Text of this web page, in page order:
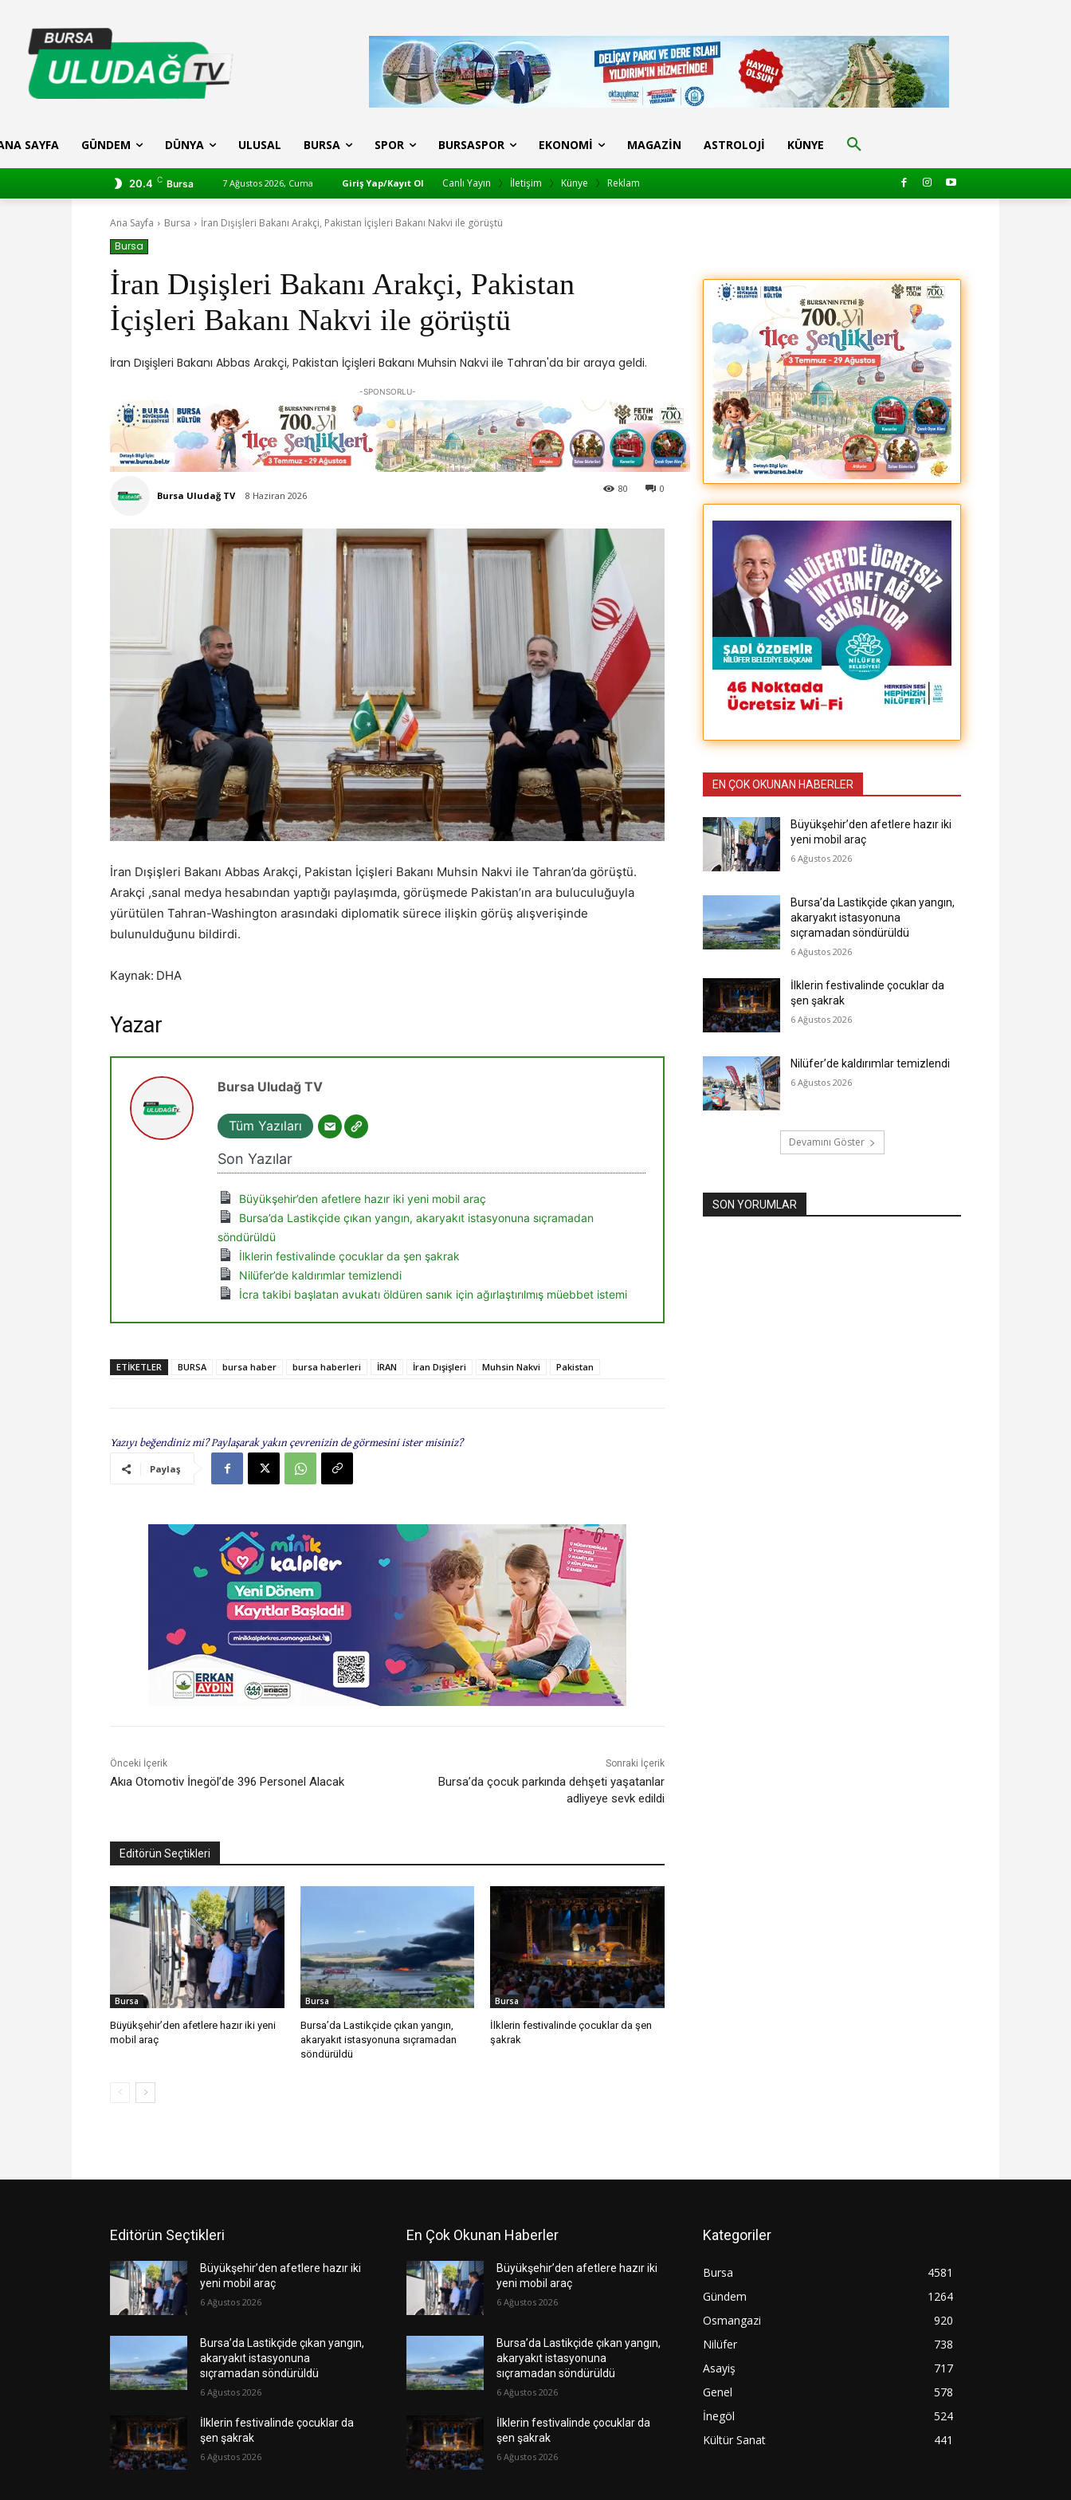
SAYFA GÜNDEM DÜNYA ULUSAL BURSA SPOR BURSASPOR EKONOMI MAGAZIN ASTROLOJI KÜNYE
20.4 C Bursa 7 Ağustos 2026, Cuma Giriş Yap/Kayıt Ol Canlı Yayın İletişim Künye Reklam
Ana Sayfa Bursa
İran Dışişleri Bakanı Arakçi, Pakistan İçişleri Bakanı Nakvi ile görüştü
Bursa
İran Dışişleri Bakanı Arakçi, Pakistan
İçişleri Bakanı Nakvi ile görüştü
İran Dışişleri Bakanı Abbas Arakçi, Pakistan İçişleri Bakanı Muhsin Nakvi ile Tahran'da bir araya geldi.
-SPONSORLU-
Bursa Uludağ TV 8 Haziran 2026
0
80
İran Dışişleri Bakanı Abbas Arakçi, Pakistan İçişleri Bakanı Muhsin Nakvi ile Tahran’da görüştü.
Arakçi ,sanal medya hesabından yaptığı paylaşımda, görüşmede Pakistan’ın ara buluculuğuyla
yürütülen Tahran-Washington arasındaki diplomatik sürece ilişkin görüş alışverişinde
bulunulduğunu bildirdi.
Kaynak: DHA
Yazar
Bursa Uludağ TV
Tüm Yazıları
Son Yazılar
Büyükşehir’den afetlere hazır iki yeni mobil araç
Bursa’da Lastikçide çıkan yangın, akaryakıt istasyonuna sıçramadan
söndürüldü
İlklerin festivalinde çocuklar da şen şakrak
Nilüfer’de kaldırımlar temizlendi
İcra takibi başlatan avukatı öldüren sanık için ağırlaştırılmış müebbet istemi
ETIKETLER BURSA bursa haber bursa haberleri İRAN İran Dışişleri Muhsin Nakvi Pakistan
Yazıyı beğendiniz mi? Paylaşarak yakın çevrenizin de görmesini ister misiniz?
Paylaş
Önceki İçerik
Akıa Otomotiv İnegöl’de 396 Personel Alacak
Sonraki İçerik
Bursa’da çocuk parkında dehşeti yaşatanlar
adliyeye sevk edildi
Editörün Seçtikleri
Bursa
Büyükşehir’den afetlere hazır iki yeni
mobil araç
Bursa
Bursa’da Lastikçide çıkan yangın,
akaryakıt istasyonuna sıçramadan
söndürüldü
Bursa
İlklerin festivalinde çocuklar da şen
şakrak
EN ÇOK OKUNAN HABERLER
Büyükşehir’den afetlere hazır iki
yeni mobil araç
6 Ağustos 2026
Bursa’da Lastikçide çıkan yangın,
akaryakıt istasyonuna
sıçramadan söndürüldü
6 Ağustos 2026
İlklerin festivalinde çocuklar da
şen şakrak
6 Ağustos 2026
Nilüfer’de kaldırımlar temizlendi
6 Ağustos 2026
Devamını Göster
SON YORUMLAR
Editörün Seçtikleri
Büyükşehir’den afetlere hazır iki
yeni mobil araç
6 Ağustos 2026
Bursa’da Lastikçide çıkan yangın,
akaryakıt istasyonuna
sıçramadan söndürüldü
6 Ağustos 2026
İlklerin festivalinde çocuklar da
şen şakrak
6 Ağustos 2026
En Çok Okunan Haberler
Büyükşehir’den afetlere hazır iki
yeni mobil araç
6 Ağustos 2026
Bursa’da Lastikçide çıkan yangın,
akaryakıt istasyonuna
sıçramadan söndürüldü
6 Ağustos 2026
İlklerin festivalinde çocuklar da
şen şakrak
6 Ağustos 2026
Kategoriler
Bursa
4581
Gündem
1264
Osmangazi
920
Nilüfer
738
Asayiş
717
Genel
578
İnegöl
524
Kültür Sanat
441